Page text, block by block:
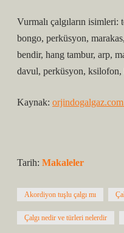
Vurmalı çalgıların
bongo, perküsyon,
bendir, hang tambur, arp,
davul, perküsyon, ksilofon,
Kaynak:
Tarih: Makaleler
Akordiyon tuşlu çalgı mı
Çalgı nedir ve türleri nelerdir